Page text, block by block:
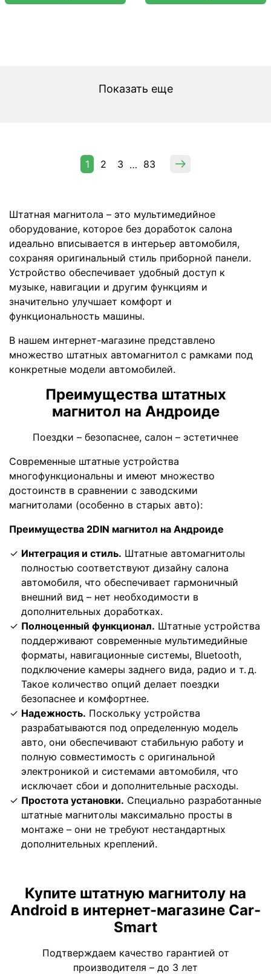
Показать еще
1 2 3 … 83
Штатная магнитола – это мультимедийное
оборудование, которое без доработок салона
идеально вписывается в интерьер автомобиля,
сохраняя оригинальный стиль приборной панели.
Устройство обеспечивает удобный доступ к
музыке, навигации и другим функциям и
значительно улучшает комфорт и
функциональность машины.
В нашем интернет-магазине представлено
множество штатных автомагнитол с рамками под
конкретные модели автомобилей.
Преимущества штатных
магнитол на Андроиде
Поездки – безопаснее, салон – эстетичнее
Современные штатные устройства
многофункциональны и имеют множество
достоинств в сравнении с заводскими
магнитолами (особенно в старых авто):
Преимущества 2DIN магнитол на Андроиде
Интеграция и стиль. Штатные автомагнитолы
полностью соответствуют дизайну салона
автомобиля, что обеспечивает гармоничный
внешний вид – нет необходимости в
дополнительных доработках.
Полноценный функционал. Штатные устройства
поддерживают современные мультимедийные
форматы, навигационные системы, Bluetooth,
подключение камеры заднего вида, радио и т. д.
Такое количество опций делает поездки
безопаснее и комфортнее.
Надежность. Поскольку устройства
разрабатываются под определенную модель
авто, они обеспечивают стабильную работу и
полную совместимость с оригинальной
электроникой и системами автомобиля, что
исключает сбои и дополнительные расходы.
Простота установки. Специально разработанные
штатные магнитолы максимально просты в
монтаже – они не требуют нестандартных
дополнительных креплений.
Купите штатную магнитолу на
Android в интернет-магазине Car-
Smart
Подтверждаем качество гарантией от
производителя – до 3 лет